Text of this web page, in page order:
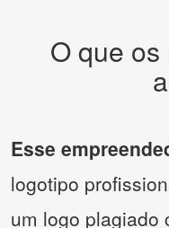
O que
Esse
logotipo
um logo plagiado